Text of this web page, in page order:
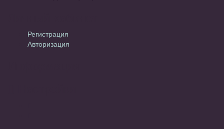
Регистрация
Авторизация